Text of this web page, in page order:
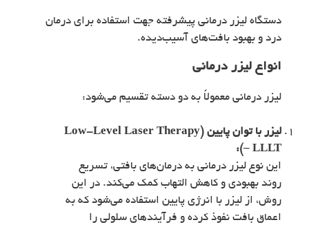
دستگاه لیزر درمانی پیشرفته جهت استفاده برای درمان
درد و بهبود بافت‌های آسیب‌دیده.
انواع لیزر درمانی
لیزر درمانی معمولاً به دو دسته تقسیم می‌شود:
لیزر با توان پایین (Low-Level Laser Therapy
– LLLT):
این نوع لیزر درمانی به درمان‌های بافتی، تسریع
روند بهبودی و کاهش التهاب کمک می‌کند. در این
روش، از لیزر با انرژی پایین استفاده می‌شود که به
اعماق بافت نفوذ کرده و فرآیندهای سلولی را